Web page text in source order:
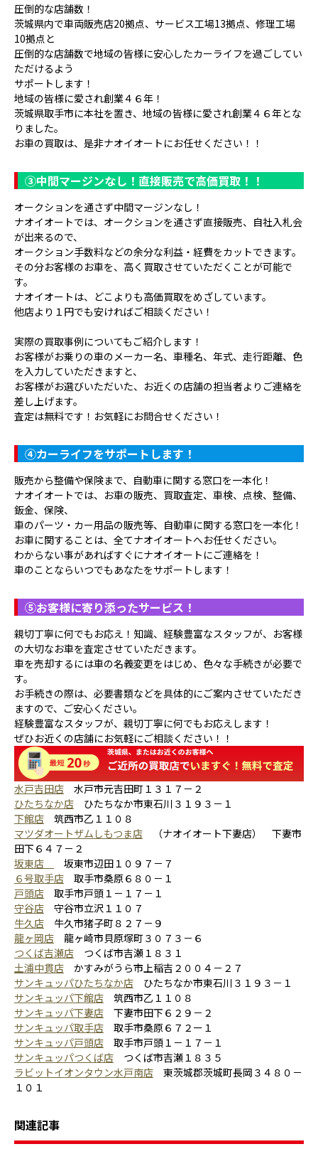
圧倒的な店舗数！
茨城県内で車両販売店20拠点、サービス工場13拠点、修理工場
10拠点と
圧倒的な店舗数で地域の皆様に安心したカーライフを過ごしてい
ただけるよう
サポートします！
地域の皆様に愛され創業４６年！
茨城県取手市に本社を置き、地域の皆様に愛され創業４６年とな
りました。
お車の買取は、是非ナオイオートにお任せください！！
③中間マージンなし！直接販売で高価買取！！
オークションを通さず中間マージンなし！
ナオイオートでは、オークションを通さず直接販売、自社入札会
が出来るので、
オークション手数料などの余分な利益・経費をカットできます。
その分お客様のお車を、高く買取させていただくことが可能で
す。
ナオイオートは、どこよりも高価買取をめざしています。
他店より１円でも安ければご相談ください！
実際の買取事例についてもご紹介します！
お客様がお乗りの車のメーカー名、車種名、年式、走行距離、色
を入力していただきますと、
お客様がお選びいただいた、お近くの店舗の担当者よりご連絡を
差し上げます。
査定は無料です！お気軽にお問合せください！
④カーライフをサポートします！
販売から整備や保険まで、自動車に関する窓口を一本化！
ナオイオートでは、お車の販売、買取査定、車検、点検、整備、
鈑金、保険、
車のパーツ・カー用品の販売等、自動車に関する窓口を一本化！
お車に関することは、全てナオイオートへお任せください。
わからない事があればすぐにナオイオートにご連絡を！
車のことならいつでもあなたをサポートします！
⑤お客様に寄り添ったサービス！
親切丁寧に何でもお応え！知識、経験豊富なスタッフが、お客様
の大切なお車を査定させていただきます。
車を売却するには車の名義変更をはじめ、色々な手続きが必要で
す。
お手続きの際は、必要書類などを具体的にご案内させていただき
ますので、ご安心ください。
経験豊富なスタッフが、親切丁寧に何でもお応えします！
ぜひお近くの店舗にお気軽にご相談ください！！
水戸吉田店 水戸市元吉田町１３１７－２
ひたちなか店 ひたちなか市東石川３１９３－１
下館店 筑西市乙１１０８
マツダオートザムしもつま店 （ナオイオート下妻店） 下妻市
田下６４７－２
坂東店
坂東市辺田１０９７－７
６号取手店 取手市桑原６８０－１
戸頭店 取手市戸頭１－１７－１
守谷店 守谷市立沢１１０７
牛久店 牛久市猪子町８２７－９
龍ヶ岡店 龍ヶ崎市貝原塚町３０７３－６
つくば吉瀬店 つくば市吉瀬１８３１
土浦中貫店 かすみがうら市上稲吉２００４－２７
サンキュッパひたちなか店 ひたちなか市東石川３１９３－１
サンキュッパ下館店 筑西市乙１１０８
サンキュッパ下妻店 下妻市田下６２９－２
サンキュッパ取手店 取手市桑原６７２ー１
サンキュッパ戸頭店 取手市戸頭１－１７－１
サンキュッパつくば店 つくば市吉瀬１８３５
ラビットイオンタウン水戸南店 東茨城郡茨城町長岡３４８０－
１０１
関連記事